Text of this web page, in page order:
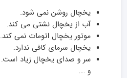
یخچال روشن نمی شود.
آب از یخچال نشتی می کند.
موتور یخچال اتومات نمی کند.
یخچال سرمای کافی ندارد.
سر و صدای یخچال زیاد است.
و ….